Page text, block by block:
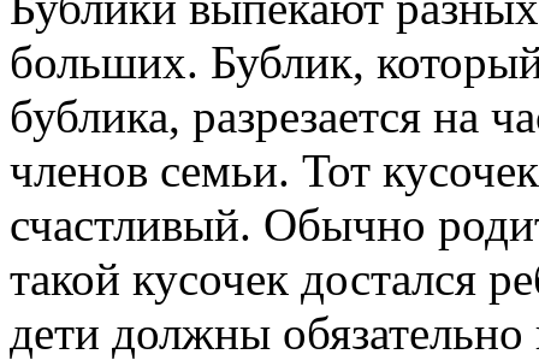
больших. Бублик,
бублика, разрезается на
членов семьи. Тот
счастливый. Обычно
такой кусочек достался
дети должны